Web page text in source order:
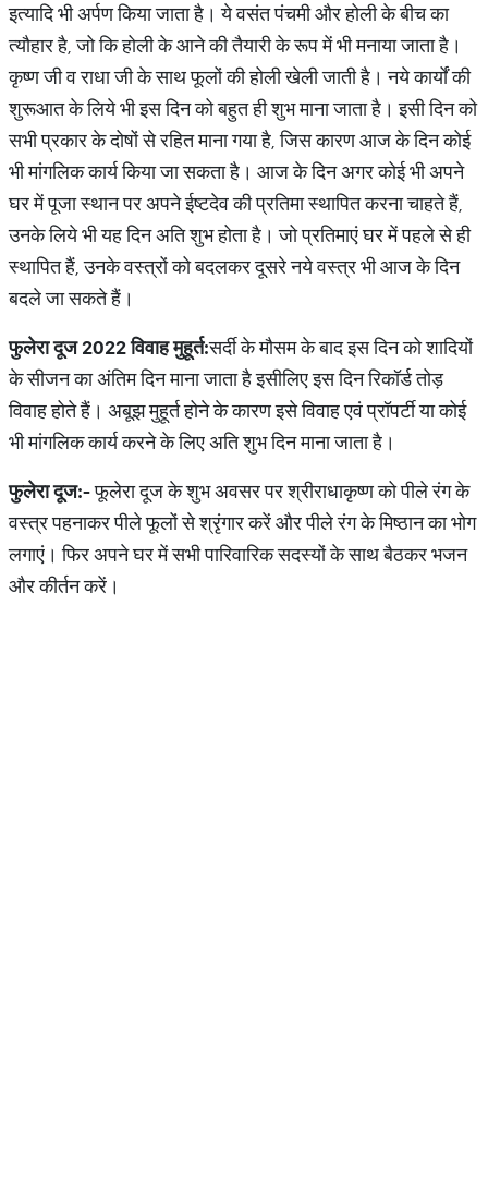
इत्यादि भी अर्पण किया जाता है। ये वसंत पंचमी और होली के बीच का
त्यौहार है, जो कि होली के आने की तैयारी के रूप में भी मनाया जाता है।
कृष्ण जी व राधा जी के साथ फूलों की होली खेली जाती है। नये कार्यों की
शुरूआत के लिये भी इस दिन को बहुत ही शुभ माना जाता है। इसी दिन को
सभी प्रकार के दोषों से रहित माना गया है, जिस कारण आज के दिन कोई
भी मांगलिक कार्य किया जा सकता है। आज के दिन अगर कोई भी अपने
घर में पूजा स्थान पर अपने ईष्टदेव की प्रतिमा स्थापित करना चाहते हैं,
उनके लिये भी यह दिन अति शुभ होता है। जो प्रतिमाएं घर में पहले से ही
स्थापित हैं, उनके वस्त्रों को बदलकर दूसरे नये वस्त्र भी आज के दिन
बदले जा सकते हैं।
फुलेरा दूज 2022 विवाह मुहूर्त:सर्दी के मौसम के बाद इस दिन को शादियों
के सीजन का अंतिम दिन माना जाता है इसीलिए इस दिन रिकॉर्ड तोड़
विवाह होते हैं। अबूझ मुहूर्त होने के कारण इसे विवाह एवं प्रॉपर्टी या कोई
भी मांगलिक कार्य करने के लिए अति शुभ दिन माना जाता है।
फुलेरा दूज:-फूलेरा दूज के शुभ अवसर पर श्रीराधाकृष्ण को पीले रंग के
वस्त्र पहनाकर पीले फूलों से श्रृंगार करें और पीले रंग के मिष्ठान का भोग
लगाएं। फिर अपने घर में सभी पारिवारिक सदस्यों के साथ बैठकर भजन
और कीर्तन करें।